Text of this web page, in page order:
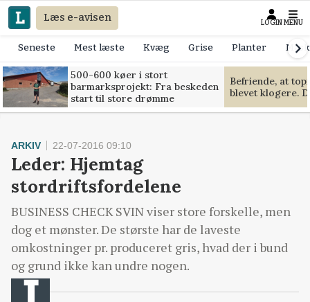
Læs e-avisen LOGIN MENU
Seneste Mest læste Kvæg Grise Planter
500-600 køer i stort
barmarksprojekt: Fra beskeden
start til store drømme
Befriende, at
blevet klogere.
ARKIV 22-07-2016 09:10
Leder: Hjemtag
stordriftsfordelene
BUSINESS CHECK SVIN viser store forskelle, men
dog et mønster. De største har de laveste
omkostninger pr. produceret gris, hvad der i bund
og grund ikke kan undre nogen.